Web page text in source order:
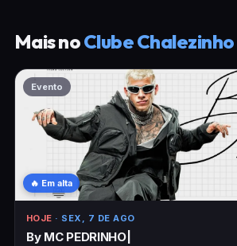
Mais noClube Chalezinho
Evento
🔥 Em alta
HOJE · SEX, 7 DE AGO
By MC PEDRINHO|